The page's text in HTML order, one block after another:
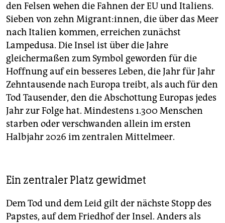
den Felsen wehen die Fahnen der EU und Italiens.
Sieben von zehn Migrant:innen, die über das Meer
nach Italien kommen, erreichen zunächst
Lampedusa. Die Insel ist über die Jahre
gleichermaßen zum Symbol geworden für die
Hoffnung auf ein besseres Leben, die Jahr für Jahr
Zehntausende nach Europa treibt, als auch für den
Tod Tausender, den die Abschottung Europas jedes
Jahr zur Folge hat. Mindestens 1.300 Menschen
starben oder verschwanden allein im ersten
Halbjahr 2026 im zentralen Mittelmeer.
Ein zentraler Platz gewidmet
Dem Tod und dem Leid gilt der nächste Stopp des
Papstes, auf dem Friedhof der Insel. Anders als